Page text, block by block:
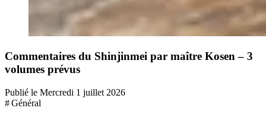
Commentaires du Shinjinmei par maître Kosen – 3
volumes prévus
Publié le Mercredi 1 juillet 2026
# Général